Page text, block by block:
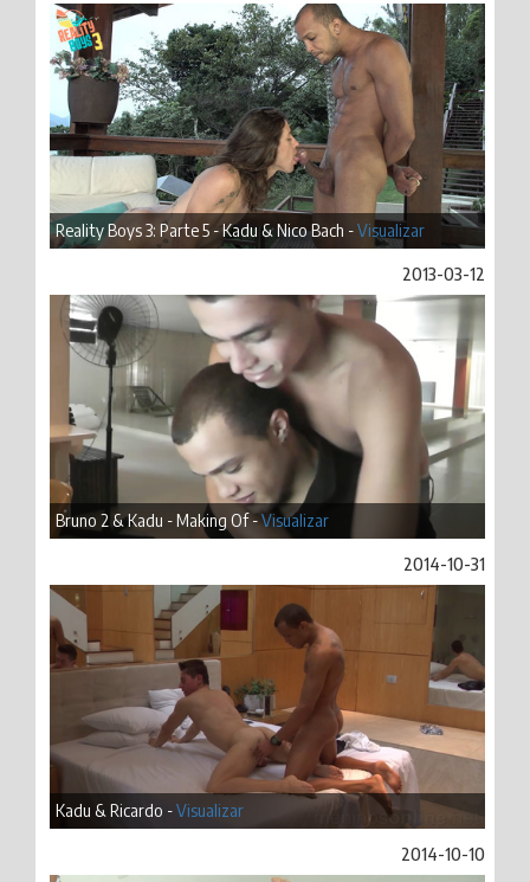
Reality Boys 3: Parte 5 - Kadu & Nico Bach -Visualizar
2013-03-12
Bruno 2 & Kadu - Making Of -Visualizar
2014-10-31
Kadu & Ricardo -Visualizar
2014-10-10